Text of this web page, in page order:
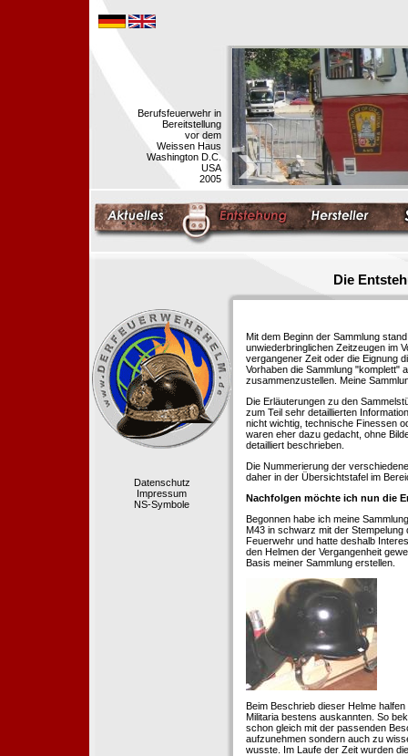
Berufsfeuerwehr in
Bereitstellung
vor dem
Weissen Haus
Washington D.C.
USA
2005
Die
Datenschutz
Impressum
NS-Symbole
Mit dem Beginn der Sammlung
unwiederbringlichen Zeitzeugen im
vergangener Zeit oder die Eignung
Vorhaben die Sammlung "komplett"
zusammenzustellen. Meine
Die Erläuterungen zu den
zum Teil sehr detaillierten
nicht wichtig, technische Finessen
waren eher dazu gedacht, ohne
detailliert beschrieben.
Die Nummerierung der
daher in der Übersichtstafel im
Nachfolgen möchte ich nun die
Begonnen habe ich meine
M43 in schwarz mit der Stempelung
Feuerwehr und hatte deshalb
den Helmen der Vergangenheit
Basis meiner Sammlung erstellen.
Beim Beschrieb dieser Helme
Militaria bestens auskannten. So
schon gleich mit der passenden
aufzunehmen sondern auch zu
wusste. Im Laufe der Zeit wurden